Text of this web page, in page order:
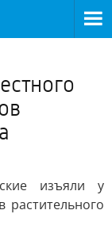
изъяли у